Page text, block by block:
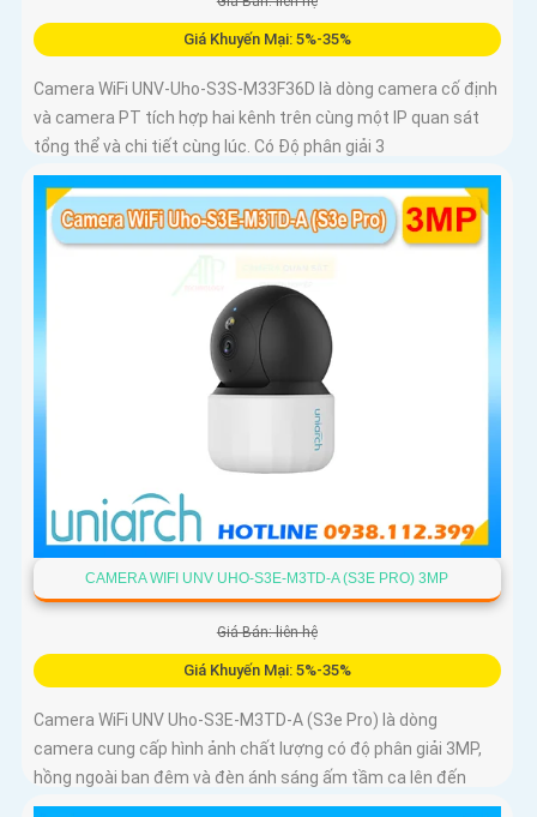
Giá Khuyến Mại: 5%-35%
Camera WiFi UNV-Uho-S3S-M33F36D là dòng camera cố định
và camera PT tích hợp hai kênh trên cùng một IP quan sát
tổng thể và chi tiết cùng lúc. Có Độ phân giải 3
CAMERA WIFI UNV UHO-S3E-M3TD-A (S3E PRO) 3MP
Giá Bán: liên hệ
Giá Khuyến Mại: 5%-35%
Camera WiFi UNV Uho-S3E-M3TD-A (S3e Pro) là dòng
camera cung cấp hình ảnh chất lượng có độ phân giải 3MP,
hồng ngoài ban đêm và đèn ánh sáng ấm tầm ca lên đến
10m